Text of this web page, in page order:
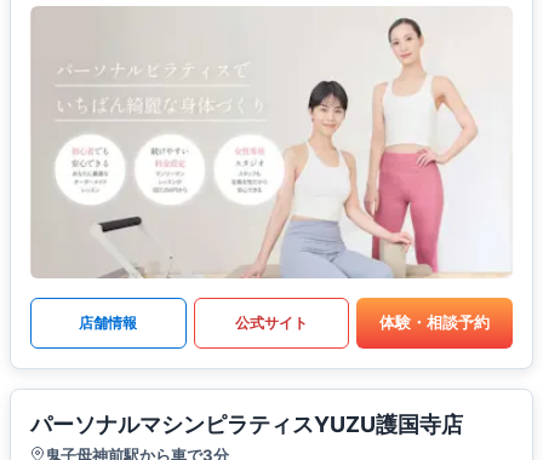
店舗情報 公式サイト 体験・相談予約
パーソナルマシンピラティスYUZU護国寺店
鬼子母神前駅から車で3分